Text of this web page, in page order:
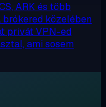
ARK és több
brókered közelében
privát VPN-ed
ami sosem